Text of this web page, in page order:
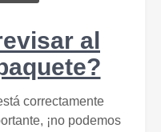
al
correctamente
¡no podemos